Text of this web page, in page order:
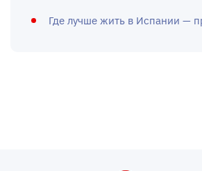
Где лучше жить в Испании —